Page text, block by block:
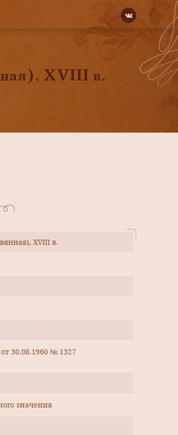
ХVIII в.
ХVIII в.
30.08.1960 № 1327
значения